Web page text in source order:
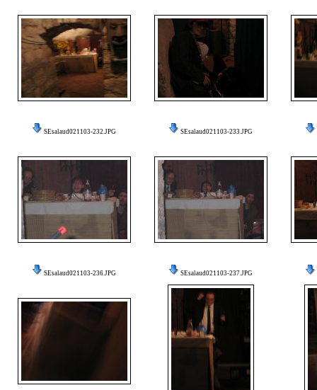
SEsalaud021103-232.JPG SEsalaud021103-233.JPG
SEsalaud021103-236.JPG SEsalaud021103-237.JPG